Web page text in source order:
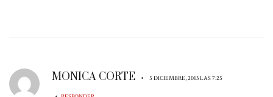
MONICA CORTE • 5 DICIEMBRE, 2013 LAS 7:25